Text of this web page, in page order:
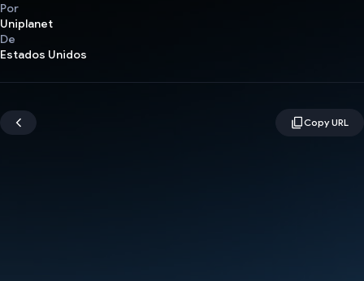
Por
Uniplanet
De
Estados Unidos